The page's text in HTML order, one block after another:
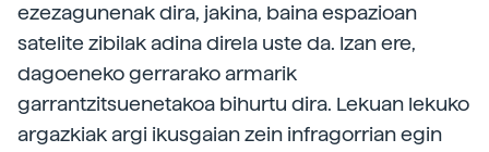
ezezagunenak dira, jakina, baina espazioan
satelite zibilak adina direla uste da. Izan ere,
dagoeneko gerrarako armarik
garrantzitsuenetakoa bihurtu dira. Lekuan lekuko
argazkiak argi ikusgaian zein infragorrian egin